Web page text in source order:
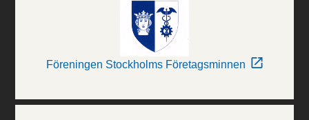
Föreningen Stockholms Företagsminnen